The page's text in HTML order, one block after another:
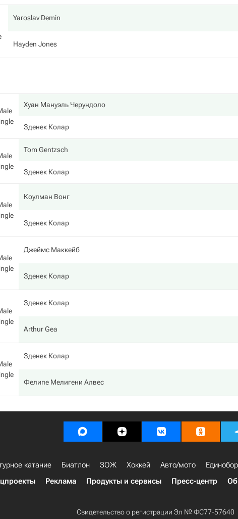
Yaroslav Demin
Hayden Jones
Хуан Мануэль Черундоло
Зденек Колар
Tom Gentzsch
Зденек Колар
Коулман Вонг
Зденек Колар
Джеймс Маккейб
Зденек Колар
Зденек Колар
Arthur Gea
Зденек Колар
Фелипе Мелигени Алвес
катание Биатлон ЗОЖ Хоккей Авто/мото
Реклама Продукты и сервисы Пресс-центр Об
Свидетельство о регистрации Эл № ФС77-57640